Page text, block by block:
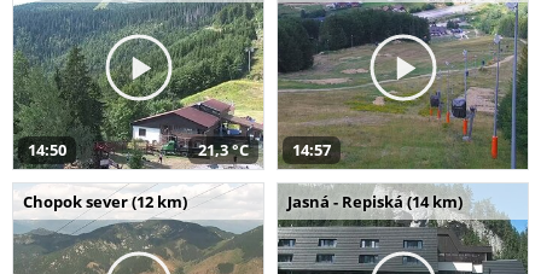
14:50 21,3 °C 14:57
Chopok sever (12 km) Jasná - Repiská (14 km)